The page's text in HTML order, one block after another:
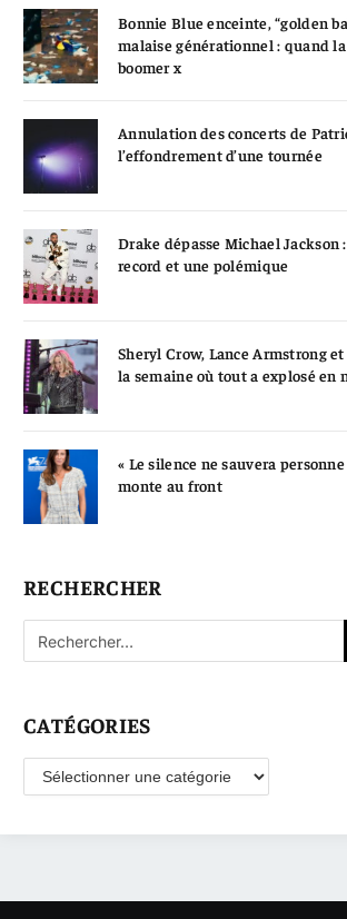
Bonnie Blue enceinte, “golden
malaise générationnel : quand la
boomer x
Annulation des concerts de
l’effondrement d’une tournée
Drake dépasse Michael Jackson
record et une polémique
Sheryl Crow, Lance Armstrong
la semaine où tout a explosé en
« Le silence ne sauvera
monte au front
RECHERCHER
CATÉGORIES
Catégories